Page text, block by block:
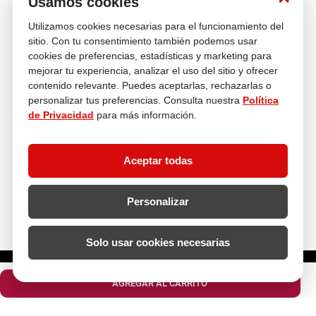
Utilizamos cookies necesarias para el funcionamiento del
sitio. Con tu consentimiento también podemos usar
cookies de preferencias, estadísticas y marketing para
mejorar tu experiencia, analizar el uso del sitio y ofrecer
contenido relevante. Puedes aceptarlas, rechazarlas o
personalizar tus preferencias. Consulta nuestra Política
de Privacidad para más información.
Aceptar todas
Personalizar
Solo usar cookies necesarias
AGREGAR AL CARRITO
Venta
telefónica
Compra con
tranquilidad
Múltiples
Medios de pago
Cambios y
Devoluciones
Asesoría
En tus compras
¿Necesitas ayuda con tu compra?
hola@multitop.pe
Central Telefónica: 01 619 4444
Clientes corporativos
Kimberly Garcia
kgarcia@multitop.pe